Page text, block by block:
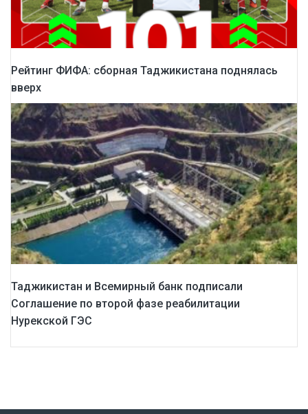
Рейтинг ФИФА: сборная Таджикистана поднялась
вверх
Таджикистан и Всемирный банк подписали
Соглашение по второй фазе реабилитации
Нурекской ГЭС